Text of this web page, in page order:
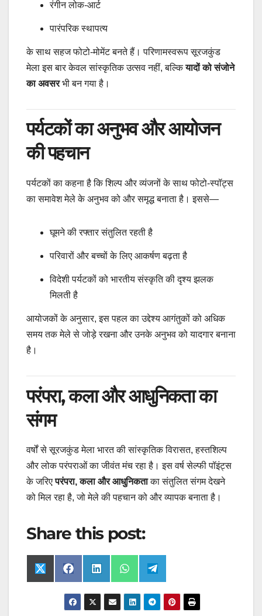
रंगीन लोक-आर्ट
पारंपरिक स्थापत्य
के साथ सहज फोटो-मोमेंट बनते हैं। परिणामस्वरूप सूरजकुंड
मेला इस बार केवल सांस्कृतिक उत्सव नहीं, बल्कियादों को संजोने
का अवसरभी बन गया है।
पर्यटकों का अनुभव और आयोजन
की पहचान
पर्यटकों का कहना है कि शिल्प और व्यंजनों के साथ फोटो-स्पॉट्स
का समावेश मेले के अनुभव को और समृद्ध बनाता है। इससे—
घूमने की रफ्तार संतुलित रहती है
परिवारों और बच्चों के लिए आकर्षण बढ़ता है
विदेशी पर्यटकों को भारतीय संस्कृति की दृश्य झलक
मिलती है
आयोजकों के अनुसार, इस पहल का उद्देश्य आगंतुकों को अधिक
समय तक मेले से जोड़े रखना और उनके अनुभव को यादगार बनाना
है।
परंपरा, कला और आधुनिकता का
संगम
वर्षों से सूरजकुंड मेला भारत की सांस्कृतिक विरासत, हस्तशिल्प
और लोक परंपराओं का जीवंत मंच रहा है। इस वर्ष सेल्फी पॉइंट्स
के जरिएपरंपरा, कला और आधुनिकताका संतुलित संगम देखने
को मिल रहा है, जो मेले की पहचान को और व्यापक बनाता है।
Share this post:
Share
on
X
(
Share
on
F
a
c
e
b
Share
on
L
i
n
e
Share
on
W
h
a
t
s
Share
on
T
e
l
g